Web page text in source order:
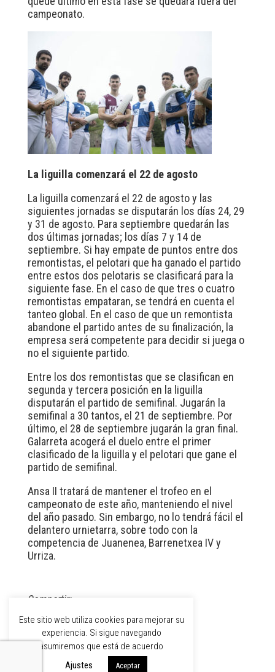
campeonato.
La liguilla comenzará el 22 de agosto
La liguilla comenzará el 22 de agosto y las
siguientes jornadas se disputarán los días 24, 29
y 31 de agosto. Para septiembre quedarán las
dos últimas jornadas; los días 7 y 14 de
septiembre. Si hay empate de puntos entre dos
remontistas, el pelotari que ha ganado el partido
entre estos dos pelotaris se clasificará para la
siguiente fase. En el caso de que tres o cuatro
remontistas empataran, se tendrá en cuenta el
tanteo global. En el caso de que un remontista
abandone el partido antes de su finalización, la
empresa será competente para decidir si juega o
no el siguiente partido.
Entre los dos remontistas que se clasifican en
segunda y tercera posición en la liguilla
disputarán el partido de semifinal. Jugarán la
semifinal a 30 tantos, el 21 de septiembre. Por
último, el 28 de septiembre jugarán la gran final.
Galarreta acogerá el duelo entre el primer
clasificado de la liguilla y el pelotari que gane el
partido de semifinal.
Ansa II tratará de mantener el trofeo en el
campeonato de este año, manteniendo el nivel
del año pasado. Sin embargo, no lo tendrá fácil el
delantero urnietarra, sobre todo con la
competencia de Juanenea, Barrenetxea IV y
Urriza.
Compartir:
Este sitio web utiliza cookies para mejorar su
experiencia. Si sigue navegando
asumiremos que está de acuerdo
Ajustes
Aceptar